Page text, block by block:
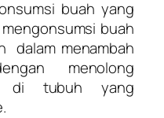
buah yang
buah
dalam menambah
menolong
di tubuh yang